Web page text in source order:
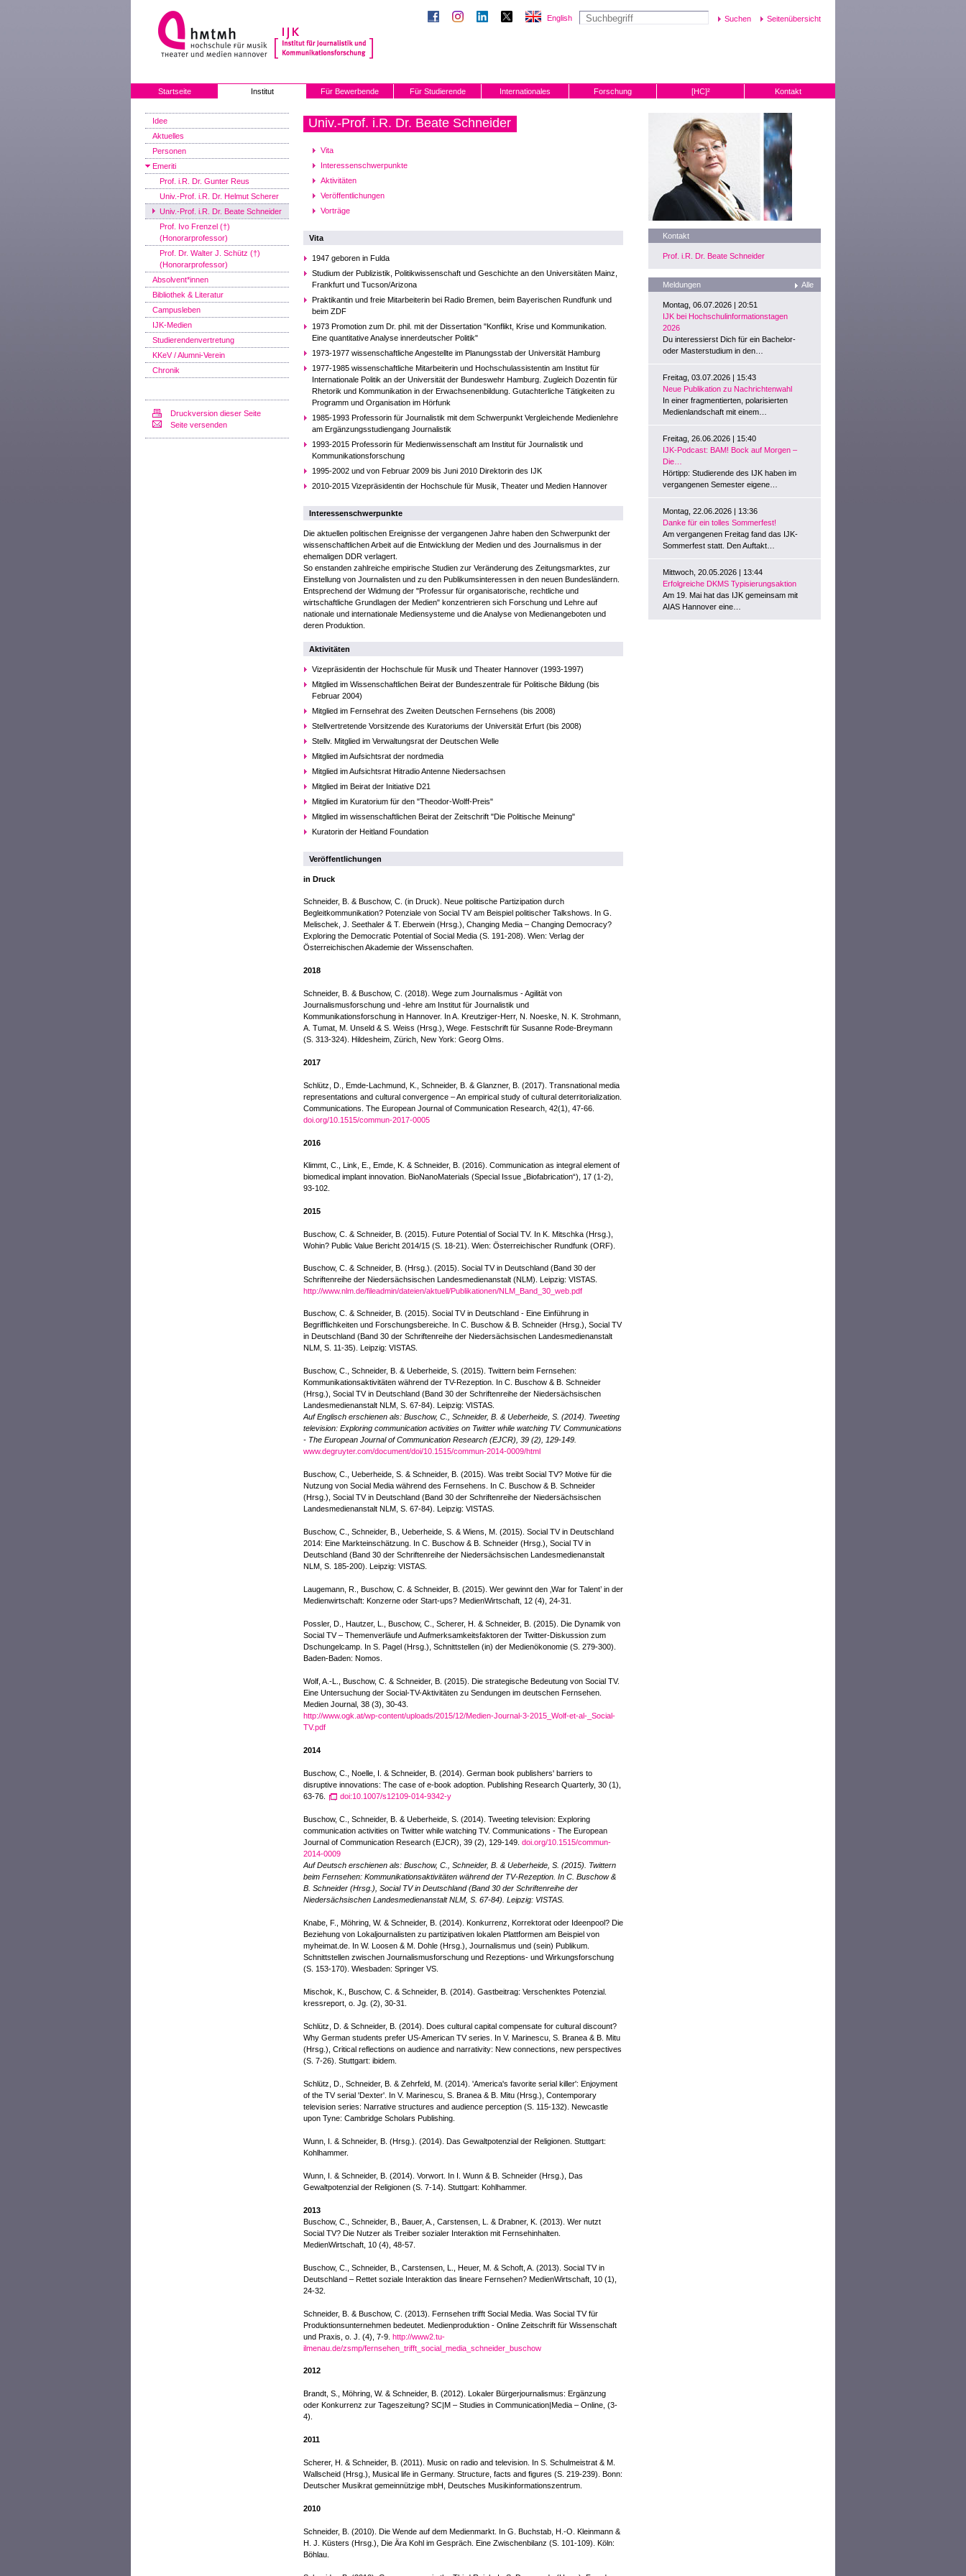
English Seitenübersicht
Startseite Institut Für Bewerbende Für Studierende Internationales Forschung [HC]² Kontakt
Idee
Aktuelles
Personen
Emeriti
Prof. i.R. Dr. Gunter Reus
Univ.-Prof. i.R. Dr. Helmut Scherer
Univ.-Prof. i.R. Dr. Beate Schneider
Prof. Ivo Frenzel (†)
(Honorarprofessor)
Prof. Dr. Walter J. Schütz (†)
(Honorarprofessor)
Absolvent*innen
Bibliothek & Literatur
Campusleben
IJK-Medien
Studierendenvertretung
KKeV / Alumni-Verein
Chronik
Druckversion dieser Seite
Seite versenden
Univ.-Prof. i.R. Dr. Beate Schneider
Vita
Interessenschwerpunkte
Aktivitäten
Veröffentlichungen
Vorträge
Vita
1947 geboren in Fulda
Studium der Publizistik, Politikwissenschaft und Geschichte an den Universitäten Mainz,
Frankfurt und Tucson/Arizona
Praktikantin und freie Mitarbeiterin bei Radio Bremen, beim Bayerischen Rundfunk und
beim ZDF
1973 Promotion zum Dr. phil. mit der Dissertation "Konflikt, Krise und Kommunikation.
Eine quantitative Analyse innerdeutscher Politik"
1973-1977 wissenschaftliche Angestellte im Planungsstab der Universität Hamburg
1977-1985 wissenschaftliche Mitarbeiterin und Hochschulassistentin am Institut für
Internationale Politik an der Universität der Bundeswehr Hamburg. Zugleich Dozentin für
Rhetorik und Kommunikation in der Erwachsenenbildung. Gutachterliche Tätigkeiten zu
Programm und Organisation im Hörfunk
1985-1993 Professorin für Journalistik mit dem Schwerpunkt Vergleichende Medienlehre
am Ergänzungsstudiengang Journalistik
1993-2015 Professorin für Medienwissenschaft am Institut für Journalistik und
Kommunikationsforschung
1995-2002 und von Februar 2009 bis Juni 2010 Direktorin des IJK
2010-2015 Vizepräsidentin der Hochschule für Musik, Theater und Medien Hannover
Interessenschwerpunkte
Die aktuellen politischen Ereignisse der vergangenen Jahre haben den Schwerpunkt der
wissenschaftlichen Arbeit auf die Entwicklung der Medien und des Journalismus in der
ehemaligen DDR verlagert.
So enstanden zahlreiche empirische Studien zur Veränderung des Zeitungsmarktes, zur
Einstellung von Journalisten und zu den Publikumsinteressen in den neuen Bundesländern.
Entsprechend der Widmung der "Professur für organisatorische, rechtliche und
wirtschaftliche Grundlagen der Medien" konzentrieren sich Forschung und Lehre auf
nationale und internationale Mediensysteme und die Analyse von Medienangeboten und
deren Produktion.
Aktivitäten
Vizepräsidentin der Hochschule für Musik und Theater Hannover (1993-1997)
Mitglied im Wissenschaftlichen Beirat der Bundeszentrale für Politische Bildung (bis
Februar 2004)
Mitglied im Fernsehrat des Zweiten Deutschen Fernsehens (bis 2008)
Stellvertretende Vorsitzende des Kuratoriums der Universität Erfurt (bis 2008)
Stellv. Mitglied im Verwaltungsrat der Deutschen Welle
Mitglied im Aufsichtsrat der nordmedia
Mitglied im Aufsichtsrat Hitradio Antenne Niedersachsen
Mitglied im Beirat der Initiative D21
Mitglied im Kuratorium für den "Theodor-Wolff-Preis"
Mitglied im wissenschaftlichen Beirat der Zeitschrift "Die Politische Meinung"
Kuratorin der Heitland Foundation
Veröffentlichungen
in Druck
Schneider, B. & Buschow, C. (in Druck). Neue politische Partizipation durch
Begleitkommunikation? Potenziale von Social TV am Beispiel politischer Talkshows. In G.
Melischek, J. Seethaler & T. Eberwein (Hrsg.), Changing Media – Changing Democracy?
Exploring the Democratic Potential of Social Media (S. 191-208). Wien: Verlag der
Österreichischen Akademie der Wissenschaften.
2018
Schneider, B. & Buschow, C. (2018). Wege zum Journalismus - Agilität von
Journalismusforschung und -lehre am Institut für Journalistik und
Kommunikationsforschung in Hannover. In A. Kreutziger-Herr, N. Noeske, N. K. Strohmann,
A. Tumat, M. Unseld & S. Weiss (Hrsg.), Wege. Festschrift für Susanne Rode-Breymann
(S. 313-324). Hildesheim, Zürich, New York: Georg Olms.
2017
Schlütz, D., Emde-Lachmund, K., Schneider, B. & Glanzner, B. (2017). Transnational media
representations and cultural convergence – An empirical study of cultural deterritorialization.
Communications. The European Journal of Communication Research, 42(1), 47-66.
doi.org/10.1515/commun-2017-0005
2016
Klimmt, C., Link, E., Emde, K. & Schneider, B. (2016). Communication as integral element of
biomedical implant innovation. BioNanoMaterials (Special Issue „Biofabrication“), 17 (1-2),
93-102.
2015
Buschow, C. & Schneider, B. (2015). Future Potential of Social TV. In K. Mitschka (Hrsg.),
Wohin? Public Value Bericht 2014/15 (S. 18-21). Wien: Österreichischer Rundfunk (ORF).
Buschow, C. & Schneider, B. (Hrsg.). (2015). Social TV in Deutschland (Band 30 der
Schriftenreihe der Niedersächsischen Landesmedienanstalt (NLM). Leipzig: VISTAS.
http://www.nlm.de/fileadmin/dateien/aktuell/Publikationen/NLM_Band_30_web.pdf
Buschow, C. & Schneider, B. (2015). Social TV in Deutschland - Eine Einführung in
Begrifflichkeiten und Forschungsbereiche. In C. Buschow & B. Schneider (Hrsg.), Social TV
in Deutschland (Band 30 der Schriftenreihe der Niedersächsischen Landesmedienanstalt
NLM, S. 11-35). Leipzig: VISTAS.
Buschow, C., Schneider, B. & Ueberheide, S. (2015). Twittern beim Fernsehen:
Kommunikationsaktivitäten während der TV-Rezeption. In C. Buschow & B. Schneider
(Hrsg.), Social TV in Deutschland (Band 30 der Schriftenreihe der Niedersächsischen
Landesmedienanstalt NLM, S. 67-84). Leipzig: VISTAS.
Auf Englisch erschienen als: Buschow, C., Schneider, B. & Ueberheide, S. (2014). Tweeting
television: Exploring communication activities on Twitter while watching TV. Communications
- The European Journal of Communication Research (EJCR), 39 (2), 129-149.
www.degruyter.com/document/doi/10.1515/commun-2014-0009/html
Buschow, C., Ueberheide, S. & Schneider, B. (2015). Was treibt Social TV? Motive für die
Nutzung von Social Media während des Fernsehens. In C. Buschow & B. Schneider
(Hrsg.), Social TV in Deutschland (Band 30 der Schriftenreihe der Niedersächsischen
Landesmedienanstalt NLM, S. 67-84). Leipzig: VISTAS.
Buschow, C., Schneider, B., Ueberheide, S. & Wiens, M. (2015). Social TV in Deutschland
2014: Eine Markteinschätzung. In C. Buschow & B. Schneider (Hrsg.), Social TV in
Deutschland (Band 30 der Schriftenreihe der Niedersächsischen Landesmedienanstalt
NLM, S. 185-200). Leipzig: VISTAS.
Laugemann, R., Buschow, C. & Schneider, B. (2015). Wer gewinnt den ‚War for Talent’ in der
Medienwirtschaft: Konzerne oder Start-ups? MedienWirtschaft, 12 (4), 24-31.
Possler, D., Hautzer, L., Buschow, C., Scherer, H. & Schneider, B. (2015). Die Dynamik von
Social TV – Themenverläufe und Aufmerksamkeitsfaktoren der Twitter-Diskussion zum
Dschungelcamp. In S. Pagel (Hrsg.), Schnittstellen (in) der Medienökonomie (S. 279-300).
Baden-Baden: Nomos.
Wolf, A.-L., Buschow, C. & Schneider, B. (2015). Die strategische Bedeutung von Social TV.
Eine Untersuchung der Social-TV-Aktivitäten zu Sendungen im deutschen Fernsehen.
Medien Journal, 38 (3), 30-43.
http://www.ogk.at/wp-content/uploads/2015/12/Medien-Journal-3-2015_Wolf-et-al-_Social-
TV.pdf
2014
Buschow, C., Noelle, I. & Schneider, B. (2014). German book publishers' barriers to
disruptive innovations: The case of e-book adoption. Publishing Research Quarterly, 30 (1),
63-76.
doi:10.1007/s12109-014-9342-y
Buschow, C., Schneider, B. & Ueberheide, S. (2014). Tweeting television: Exploring
communication activities on Twitter while watching TV. Communications - The European
Journal of Communication Research (EJCR), 39 (2), 129-149. doi.org/10.1515/commun-
2014-0009
Auf Deutsch erschienen als: Buschow, C., Schneider, B. & Ueberheide, S. (2015). Twittern
beim Fernsehen: Kommunikationsaktivitäten während der TV-Rezeption. In C. Buschow &
B. Schneider (Hrsg.), Social TV in Deutschland (Band 30 der Schriftenreihe der
Niedersächsischen Landesmedienanstalt NLM, S. 67-84). Leipzig: VISTAS.
Knabe, F., Möhring, W. & Schneider, B. (2014). Konkurrenz, Korrektorat oder Ideenpool? Die
Beziehung von Lokaljournalisten zu partizipativen lokalen Plattformen am Beispiel von
myheimat.de. In W. Loosen & M. Dohle (Hrsg.), Journalismus und (sein) Publikum.
Schnittstellen zwischen Journalismusforschung und Rezeptions- und Wirkungsforschung
(S. 153-170). Wiesbaden: Springer VS.
Mischok, K., Buschow, C. & Schneider, B. (2014). Gastbeitrag: Verschenktes Potenzial.
kressreport, o. Jg. (2), 30-31.
Schlütz, D. & Schneider, B. (2014). Does cultural capital compensate for cultural discount?
Why German students prefer US-American TV series. In V. Marinescu, S. Branea & B. Mitu
(Hrsg.), Critical reflections on audience and narrativity: New connections, new perspectives
(S. 7-26). Stuttgart: ibidem.
Schlütz, D., Schneider, B. & Zehrfeld, M. (2014). 'America's favorite serial killer': Enjoyment
of the TV serial 'Dexter'. In V. Marinescu, S. Branea & B. Mitu (Hrsg.), Contemporary
television series: Narrative structures and audience perception (S. 115-132). Newcastle
upon Tyne: Cambridge Scholars Publishing.
Wunn, I. & Schneider, B. (Hrsg.). (2014). Das Gewaltpotenzial der Religionen. Stuttgart:
Kohlhammer.
Wunn, I. & Schneider, B. (2014). Vorwort. In I. Wunn & B. Schneider (Hrsg.), Das
Gewaltpotenzial der Religionen (S. 7-14). Stuttgart: Kohlhammer.
2013
Buschow, C., Schneider, B., Bauer, A., Carstensen, L. & Drabner, K. (2013). Wer nutzt
Social TV? Die Nutzer als Treiber sozialer Interaktion mit Fernsehinhalten.
MedienWirtschaft, 10 (4), 48-57.
Buschow, C., Schneider, B., Carstensen, L., Heuer, M. & Schoft, A. (2013). Social TV in
Deutschland – Rettet soziale Interaktion das lineare Fernsehen? MedienWirtschaft, 10 (1),
24-32.
Schneider, B. & Buschow, C. (2013). Fernsehen trifft Social Media. Was Social TV für
Produktionsunternehmen bedeutet. Medienproduktion - Online Zeitschrift für Wissenschaft
und Praxis, o. J. (4), 7-9. http://www2.tu-
ilmenau.de/zsmp/fernsehen_trifft_social_media_schneider_buschow
2012
Brandt, S., Möhring, W. & Schneider, B. (2012). Lokaler Bürgerjournalismus: Ergänzung
oder Konkurrenz zur Tageszeitung? SC|M – Studies in Communication|Media – Online, (3-
4).
2011
Scherer, H. & Schneider, B. (2011). Music on radio and television. In S. Schulmeistrat & M.
Wallscheid (Hrsg.), Musical life in Germany. Structure, facts and figures (S. 219-239). Bonn:
Deutscher Musikrat gemeinnützige mbH, Deutsches Musikinformationszentrum.
2010
Schneider, B. (2010). Die Wende auf dem Medienmarkt. In G. Buchstab, H.-O. Kleinmann &
H. J. Küsters (Hrsg.), Die Ära Kohl im Gespräch. Eine Zwischenbilanz (S. 101-109). Köln:
Böhlau.
Kontakt
Prof. i.R. Dr. Beate Schneider
Meldungen Alle
Montag, 06.07.2026 | 20:51
IJK bei Hochschulinformationstagen
2026
Du interessierst Dich für ein Bachelor-
oder Masterstudium in den…
Freitag, 03.07.2026 | 15:43
Neue Publikation zu Nachrichtenwahl
In einer fragmentierten, polarisierten
Medienlandschaft mit einem…
Freitag, 26.06.2026 | 15:40
IJK-Podcast: BAM! Bock auf Morgen –
Die…
Hörtipp: Studierende des IJK haben im
vergangenen Semester eigene…
Montag, 22.06.2026 | 13:36
Danke für ein tolles Sommerfest!
Am vergangenen Freitag fand das IJK-
Sommerfest statt. Den Auftakt…
Mittwoch, 20.05.2026 | 13:44
Erfolgreiche DKMS Typisierungsaktion
Am 19. Mai hat das IJK gemeinsam mit
AIAS Hannover eine…